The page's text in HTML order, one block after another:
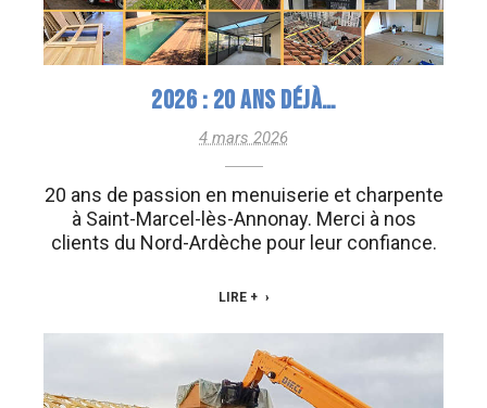
2026 : 20 ANS DÉJÀ…
4 mars 2026
20 ans de passion en menuiserie et charpente
à Saint-Marcel-lès-Annonay. Merci à nos
clients du Nord-Ardèche pour leur confiance.
LIRE +